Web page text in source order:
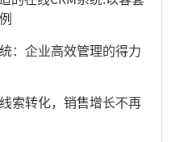
：企业高效管理的得力
索转化，销售增长不再